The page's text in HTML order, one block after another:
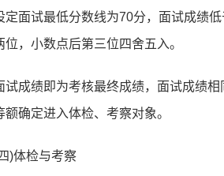
定面试最低分数线为70分，面试成绩
位，小数点后第三位四舍五入。
试成绩即为考核最终成绩，面试成绩
额确定进入体检、考察对象。
)体检与考察